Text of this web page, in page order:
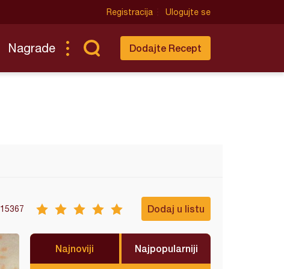
Registracija Ulogujte se
Nagrade Dodajte Recept
15367 Dodaj u listu
Najnoviji Najpopularniji